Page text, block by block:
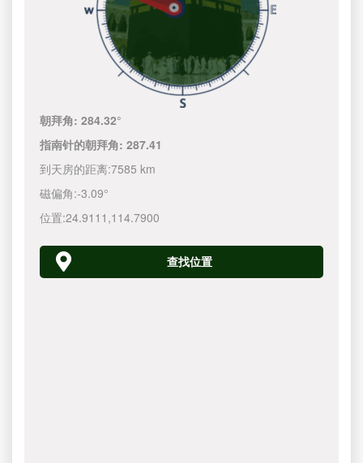
朝拜角:284.32°
指南针的朝拜角:287.41
到天房的距离:7585 km
磁偏角:-3.09°
位置:24.9111 ,114.7900
查找位置